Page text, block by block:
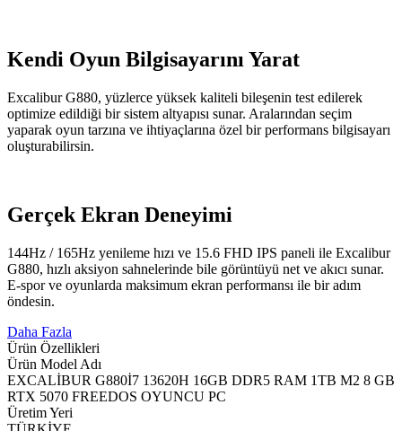
Kendi Oyun Bilgisayarını Yarat
Excalibur G880, yüzlerce yüksek kaliteli bileşenin test edilerek
optimize edildiği bir sistem altyapısı sunar. Aralarından seçim
yaparak oyun tarzına ve ihtiyaçlarına özel bir performans bilgisayarı
oluşturabilirsin.
Gerçek Ekran Deneyimi
144Hz / 165Hz yenileme hızı ve 15.6 FHD IPS paneli ile Excalibur
G880, hızlı aksiyon sahnelerinde bile görüntüyü net ve akıcı sunar.
E-spor ve oyunlarda maksimum ekran performansı ile bir adım
öndesin.
Daha Fazla
Ürün Özellikleri
Ürün Model Adı
EXCALİBUR G880İ7 13620H 16GB DDR5 RAM 1TB M2 8 GB
RTX 5070 FREEDOS OYUNCU PC
Üretim Yeri